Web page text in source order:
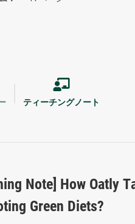
ティーチングノート
Note] How Oatly
Green Diets?